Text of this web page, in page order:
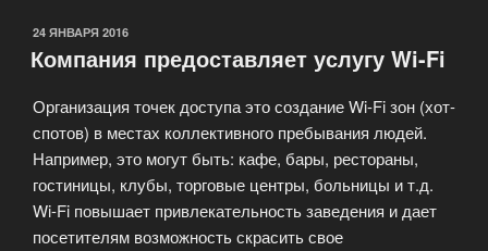
Интернет»
ОПУБЛИКОВАНО
24 ЯНВАРЯ 2016
Компания предоставляет услугу Wi-Fi
Организация точек доступа это создание Wi-Fi зон (хот-
спотов) в местах коллективного пребывания людей.
Например, это могут быть: кафе, бары, рестораны,
гостиницы, клубы, торговые центры, больницы и т.д.
Wi-Fi повышает привлекательность заведения и дает
посетителям возможность скрасить свое